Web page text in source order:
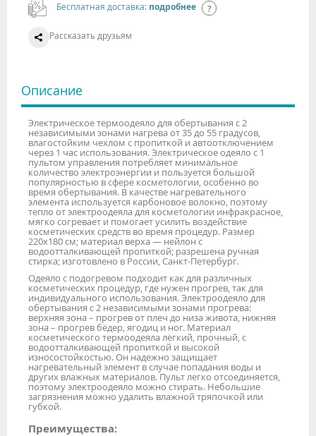
Бесплатная доставка: подробнее
Рассказать друзьям
Описание
Электрическое термоодеяло для обертывания с 2
независимыми зонами нагрева от 35 до 55 градусов,
влагостойким чехлом с пропиткой и автоотключением
через 1 час использования. Электрическое одеяло с 1
пультом управления потребляет минимальное
количество электроэнергии и пользуется большой
популярностью в сфере косметологии, особенно во
время обертывания. В качестве нагревательного
элемента используется карбоновое волокно, поэтому
тепло от электроодеяла для косметологии инфракрасное,
мягко согревает и помогает усилить воздействие
косметических средств во время процедур. Размер
220х180 см; материал верха — нейлон с
водоотталкивающей пропиткой; разрешена ручная
стирка; изготовлено в России, Санкт-Петербург.
Одеяло с подогревом подходит как для различных
косметических процедур, где нужен прогрев, так для
индивидуального использования. Электроодеяло для
обертывания с 2 независимыми зонами прогрева:
верхняя зона – прогрев от плеч до низа живота, нижняя
зона – прогрев бёдер, ягодиц и ног. Материал
косметического термоодеяла лёгкий, прочный, с
водоотталкивающей пропиткой и высокой
износостойкостью. Он надежно защищает
нагревательный элемент в случае попадания воды и
других влажных материалов. Пульт легко отсоединяется,
поэтому электроодеяло можно стирать. Небольшие
загрязнения можно удалить влажной тряпочкой или
губкой.
Преимущества: